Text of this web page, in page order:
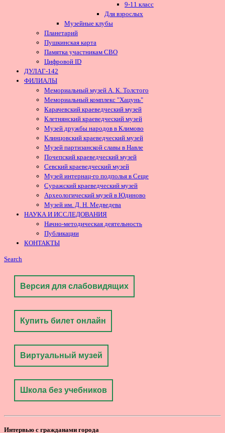
9-11 класс
Для взрослых
Музейные клубы
Планетарий
Пушкинская карта
Памятка участникам СВО
Цифровой ID
ДУЛАГ-142
ФИЛИАЛЫ
Мемориальный музей А. К. Толстого
Мемориальный комплекс "Хацунь"
Карачевский краеведческий музей
Клетнянский краеведческий музей
Музей дружбы народов в Климово
Клинцовский краеведческий музей
Музей партизанской славы в Навле
Почепский краеведческий музей
Севский краеведческий музей
Музей интернац-го подполья в Сеще
Суражский краеведческий музей
Археологический музей в Юдиново
Музей им. Д. Н. Медведева
НАУКА И ИССЛЕДОВАНИЯ
Начно-методическая деятельность
Публикации
КОНТАКТЫ
Search
Версия для слабовидящих
Купить билет онлайн
Виртуальный музей
Школа без учебников
Интервью с гражданами города